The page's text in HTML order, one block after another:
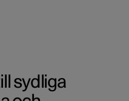
sydliga